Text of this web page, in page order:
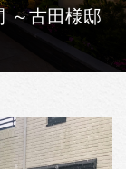
～古田様邸